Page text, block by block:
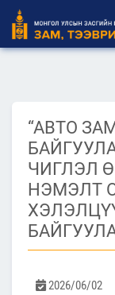
“АВТО
ЧИГЛЭЛ
НЭМЭЛТ
2026/06/02